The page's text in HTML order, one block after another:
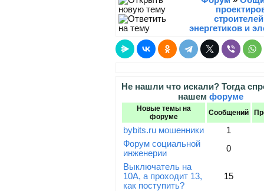
строителей
энергетиков и
Не нашли что искали? Тогда
нашем форуме
Новые темы на
форуме
Сообщений
bybits.ru мошенники 1
Форум социальной
инженерии
0
Выключатель на
10А, а проходит 13,
как поступить?
15